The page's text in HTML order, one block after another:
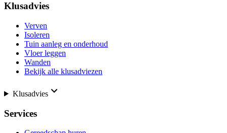
Klusadvies
Verven
Isoleren
Tuin aanleg en onderhoud
Vloer leggen
Wanden
Bekijk alle klusadviezen
Klusadvies
Services